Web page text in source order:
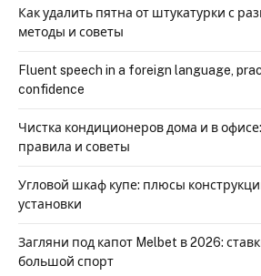
Как удалить пятна от штукатурки с
методы и советы
Fluent speech in a foreign language,
confidence
Чистка кондиционеров дома и в
правила и советы
Угловой шкаф купе: плюсы
установки
Загляни под капот Melbet в 2026:
большой спорт